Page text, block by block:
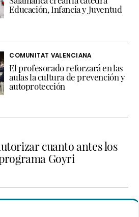
Educación, Infancia y Juventud
COMUNITAT VALENCIANA
El profesorado reforzará en las
aulas la cultura de prevención y
autoprotección
cuanto antes los
Goyri